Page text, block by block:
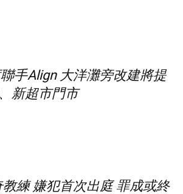
手Align 大洋灘旁改建將提
新超市門市
練 嫌犯首次出庭 罪成或終